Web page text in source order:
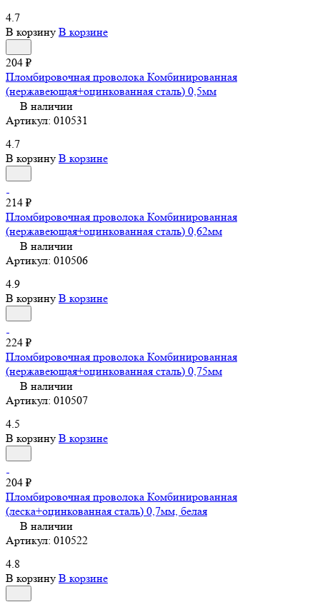
4.7
В корзину В корзине
204 ₽
Пломбировочная проволока Комбинированная
(нержавеющая+оцинкованная сталь) 0,5мм
В наличии
Артикул: 010531
4.7
В корзину В корзине
214 ₽
Пломбировочная проволока Комбинированная
(нержавеющая+оцинкованная сталь) 0,62мм
В наличии
Артикул: 010506
4.9
В корзину В корзине
224 ₽
Пломбировочная проволока Комбинированная
(нержавеющая+оцинкованная сталь) 0,75мм
В наличии
Артикул: 010507
4.5
В корзину В корзине
204 ₽
Пломбировочная проволока Комбинированная
(леска+оцинкованная сталь) 0,7мм, белая
В наличии
Артикул: 010522
4.8
В корзину В корзине